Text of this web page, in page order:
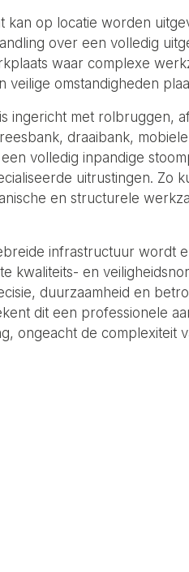
kan op locatie worden
over een volledig
waar complexe
veilige omstandigheden
ingericht met rolbruggen,
draaibank,
volledig inpandige
uitrustingen. Zo
en structurele
infrastructuur wordt
kwaliteits- en
duurzaamheid en
dit een professionele
ongeacht de complexiteit